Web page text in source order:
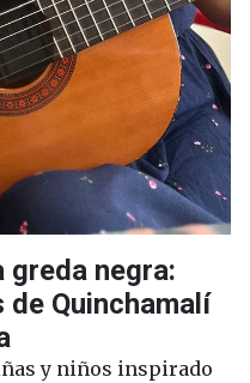
greda negra:
de Quinchamalí
y niños inspirado